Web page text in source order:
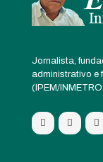
Jornalista,
administrativo e
(IPEM/